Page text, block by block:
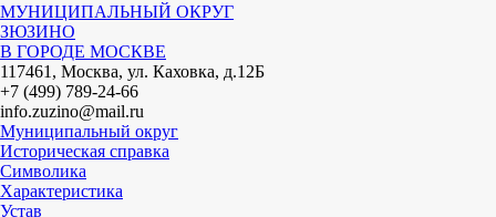
МУНИЦИПАЛЬНЫЙ ОКРУГ
ЗЮЗИНО
В ГОРОДЕ МОСКВЕ
117461, Москва, ул. Каховка, д.12Б
+7 (499) 789-24-66
info.zuzino@mail.ru
Муниципальный округ
Историческая справка
Символика
Характеристика
Устав